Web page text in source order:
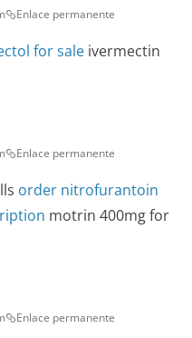
Enlace permanente
for sale ivermectin
Enlace permanente
order nitrofurantoin
motrin 400mg for
Enlace permanente